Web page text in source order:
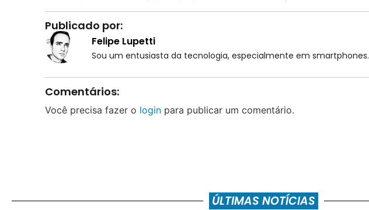
Publicado por:
Felipe Lupetti
Sou um entusiasta da tecnologia, especialmente em smartphones.
Comentários:
Você precisa fazer o loginpara publicar um comentário.
ÚLTIMAS NOTÍCIAS